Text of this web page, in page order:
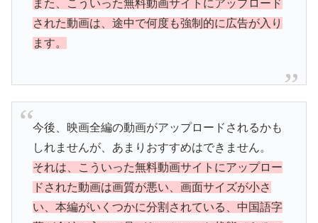
また、こういった無料動画サイトにアップロード
された動画は、途中で何度も強制的に広告が入り
ます。
今後、映画全編の動画がアップロードされるかも
しれませんが、あまりおすすめはできません。
それは、こういった無料動画サイトにアップロー
ドされた動画は画質が悪い、画面サイズが小さ
い、本編がいくつかに分割されている、中国語字